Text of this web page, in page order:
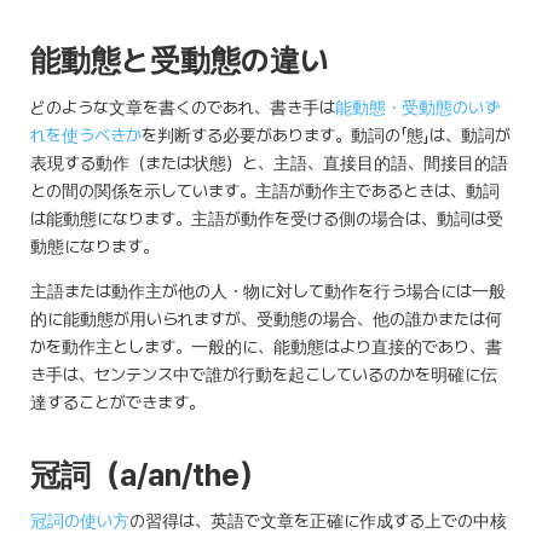
能動態と受動態の違い
どのような文章を書くのであれ、書き手は能動態・受動態のいず
れを使うべきかを判断する必要があります。動詞の「態」は、動詞が
表現する動作（または状態）と、主語、直接目的語、間接目的語
との間の関係を示しています。主語が動作主であるときは、動詞
は能動態になります。主語が動作を受ける側の場合は、動詞は受
動態になります。
主語または動作主が他の人・物に対して動作を行う場合には一般
的に能動態が用いられますが、受動態の場合、他の誰かまたは何
かを動作主とします。一般的に、能動態はより直接的であり、書
き手は、センテンス中で誰が行動を起こしているのかを明確に伝
達することができます。
冠詞（a/an/the）
冠詞の使い方の習得は、英語で文章を正確に作成する上での中核